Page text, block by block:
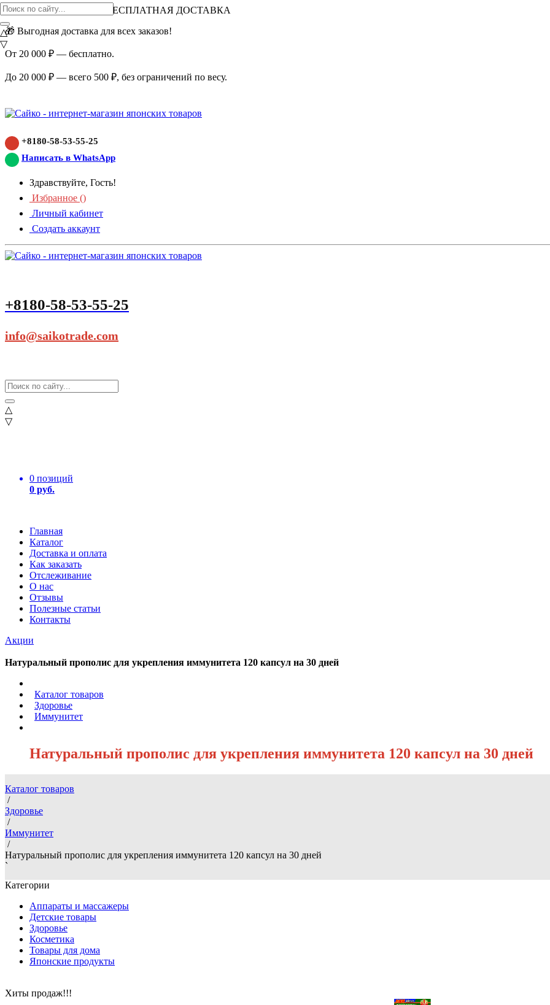
ВНИМАНИЕ АКЦИЯ!
БЕСПЛАТНАЯ ДОСТАВКА
🎁 Выгодная доставка для всех заказов!
От 20 000 ₽ — бесплатно.
До 20 000 ₽ — всего 500 ₽, без ограничений по весу.
+8180-58-53-55-25
Написать в WhatsApp
Здравствуйте, Гость!
Избранное ()
Личный кабинет
Создать аккаунт
+8180-58-53-55-25
info@saikotrade.com
△
▽
0 позиций
0 руб.
Главная
Каталог
Доставка и оплата
Как заказать
Отслеживание
О нас
Отзывы
Полезные статьи
Контакты
Акции
△
▽
Натуральный прополис для укрепления иммунитета 120 капсул на 30 дней
Каталог товаров
Здоровье
Иммунитет
Натуральный прополис для укрепления иммунитета 120 капсул на 30 дней
Каталог товаров
/
Здоровье
/
Иммунитет
/
Натуральный прополис для укрепления иммунитета 120 капсул на 30 дней
`
Категории
Аппараты и массажеры
Детские товары
Здоровье
Косметика
Товары для дома
Японские продукты
Хиты продаж!!!